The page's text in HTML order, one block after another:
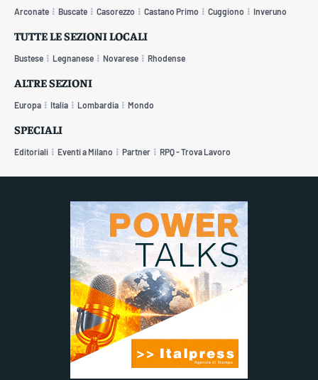
Arconate Buscate Casorezzo Castano Primo Cuggiono Inveruno
TUTTE LE SEZIONI LOCALI
Bustese Legnanese Novarese Rhodense
ALTRE SEZIONI
Europa Italia Lombardia Mondo
SPECIALI
Editoriali Eventi a Milano Partner RPQ - Trova Lavoro